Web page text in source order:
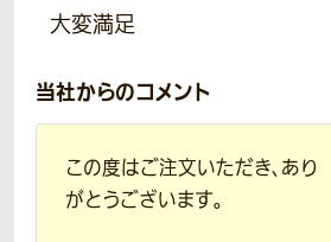
大変満足
当社からのコメント
この度はご注文いただき、あり
がとうございます。